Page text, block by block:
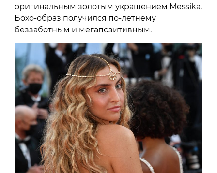
оригинальным золотым украшением Messika.
Бохо-образ получился по-летнему
беззаботным и мегапозитивным.